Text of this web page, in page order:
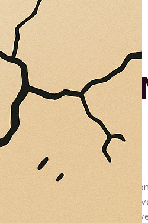
DI
imprese che vogliono il
PNRR. Le associazioni
che sta valutando le